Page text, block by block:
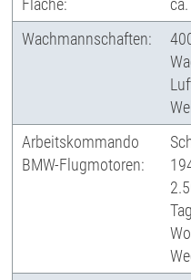
Fläche:
Wachmannschaften:
Arbeitskommando
BMW-Flugmotoren: